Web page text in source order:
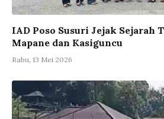
IAD Poso Susuri Jejak Sejarah
Mapane dan Kasiguncu
Rabu, 13 Mei 2026